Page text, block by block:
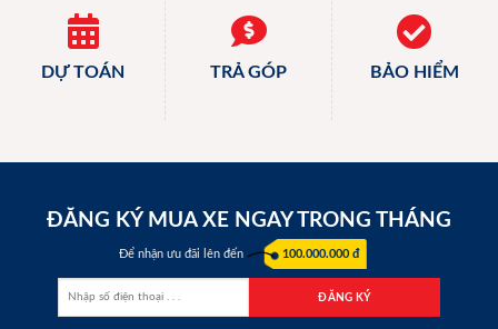
DỰ TOÁN TRẢ GÓP BẢO HIỂM
ĐĂNG KÝ MUA XE NGAY TRONG THÁNG
Để nhận ưu đãi lên đến 100.000.000 đ